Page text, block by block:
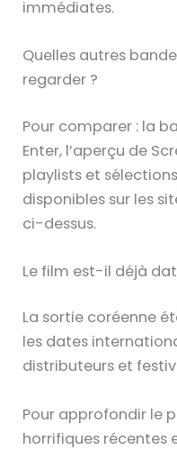
immédiates.
Quelles autres
regarder ?
Pour comparer : la
Enter, l’aperçu de
playlists et
disponibles sur les
ci-dessus.
Le film est-il déjà
La sortie coréenne
les dates
distributeurs et
Pour approfondir le
horrifiques récentes